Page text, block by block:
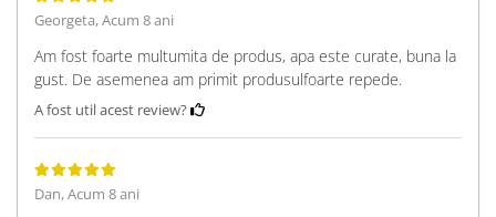
Georgeta,Acum 8 ani
Am fost foarte multumita de produs, apa este curate, buna la
gust. De asemenea am primit produsulfoarte repede.
A fost util acest review?
Dan,Acum 8 ani